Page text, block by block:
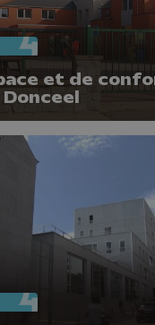
et de